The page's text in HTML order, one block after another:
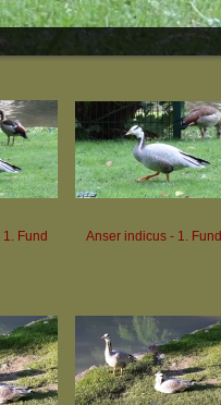
Fund Anser indicus - 1. Fund